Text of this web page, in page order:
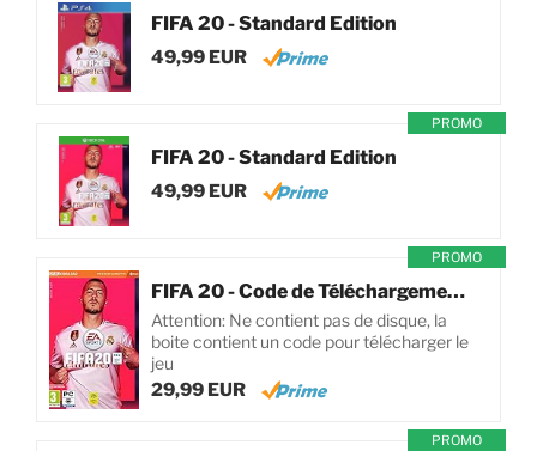
FIFA 20 - Standard Edition
49,99 EUR
PROMO
FIFA 20 - Standard Edition
49,99 EUR
PROMO
FIFA 20 - Code de Téléchargement pour PC
Attention: Ne contient pas de disque, la
boite contient un code pour télécharger le
jeu
29,99 EUR
PROMO